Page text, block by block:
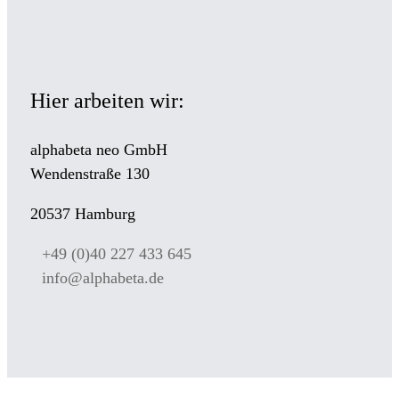
Hier arbeiten wir:
alphabeta neo GmbH
Wendenstraße 130
20537 Hamburg
+49 (0)40 227 433 645
info@alphabeta.de